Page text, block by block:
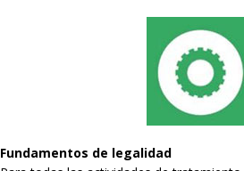
Fundamentos de legalidad